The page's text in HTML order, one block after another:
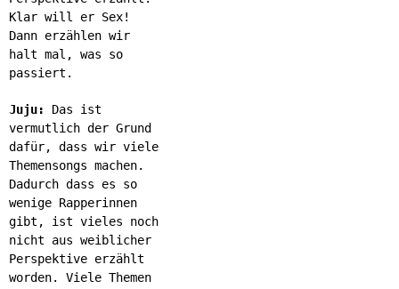
Klar will er Sex!
Dann erzählen wir
halt mal, was so
passiert.
Juju:
Das ist
vermutlich der Grund
dafür, dass wir viele
Themensongs machen.
Dadurch dass es so
wenige Rapperinnen
gibt, ist vieles noch
nicht aus weiblicher
Perspektive erzählt
worden. Viele Themen